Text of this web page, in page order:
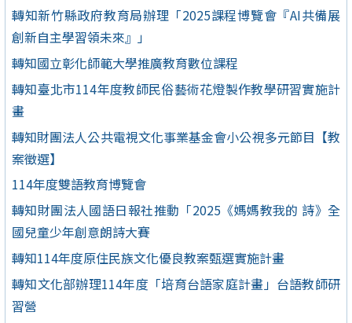
轉知新竹縣政府教育局辦理「2025課程博覽會『AI共備展
創新自主學習領未來』」
轉知國立彰化師範大學推廣教育數位課程
轉知臺北市114年度教師民俗藝術花燈製作教學研習實施計
畫
轉知財團法人公共電視文化事業基金會小公視多元節目【教
案徵選】
114年度雙語教育博覽會
轉知財團法人國語日報社推動「2025《媽媽教我的 詩》全
國兒童少年創意朗詩大賽
轉知114年度原住民族文化優良教案甄選實施計畫
轉知文化部辦理114年度「培育台語家庭計畫」台語教師研
習營